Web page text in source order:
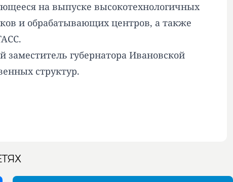
на выпуске высокотехнологичных
и обрабатывающих центров, а также
губернатора Ивановской
структур.